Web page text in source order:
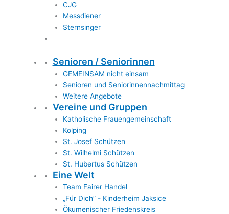
CJG
Messdiener
Sternsinger
Senioren / Seniorinnen
GEMEINSAM nicht einsam
Senioren und Seniorinnennachmittag
Weitere Angebote
Vereine und Gruppen
Katholische Frauengemeinschaft
Kolping
St. Josef Schützen
St. Wilhelmi Schützen
St. Hubertus Schützen
Eine Welt
Team Fairer Handel
„Für Dich” - Kinderheim Jaksice
Ökumenischer Friedenskreis